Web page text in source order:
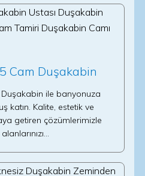
Cam Duşakabin
ile banyonuza
katın. Kalite, estetik ve
getiren çözümlerimizle